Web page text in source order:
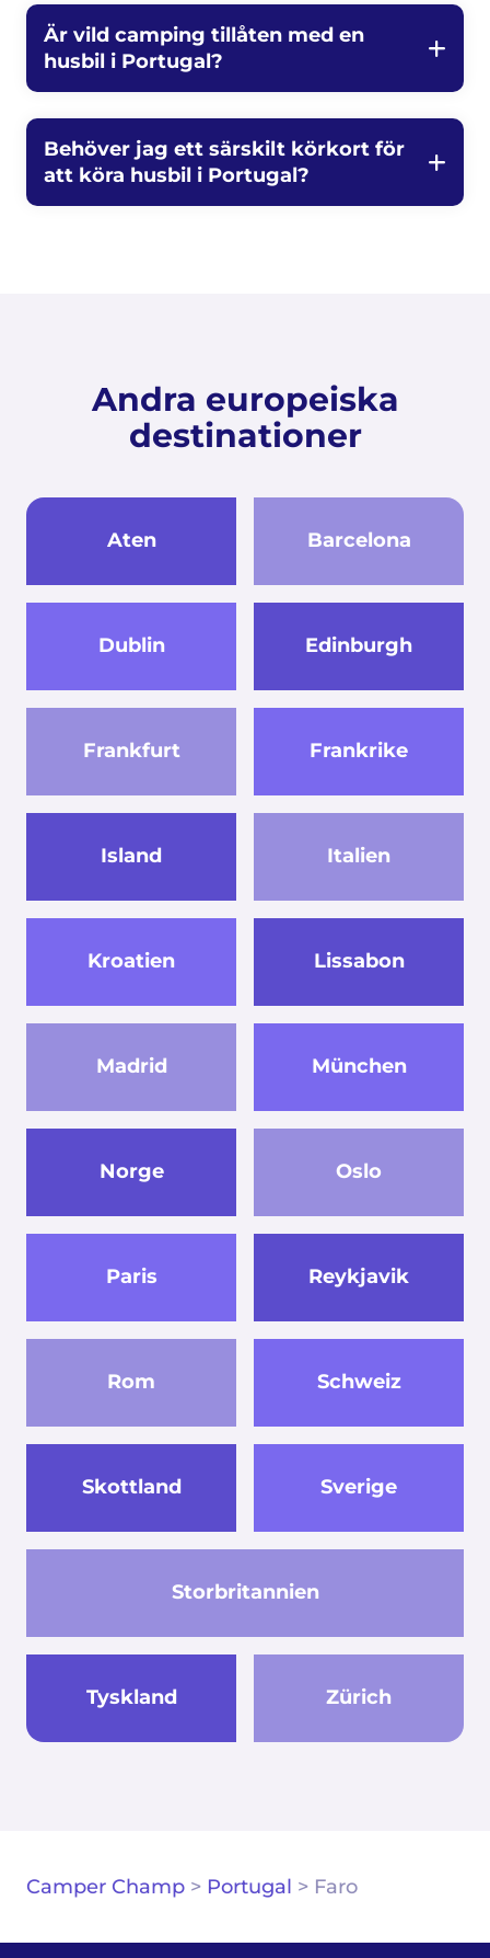
Är vild camping tillåten med en
husbil i Portugal?
Behöver jag ett särskilt körkort för
att köra husbil i Portugal?
Andra europeiska
destinationer
Aten Barcelona
Dublin Edinburgh
Frankfurt Frankrike
Island Italien
Kroatien Lissabon
Madrid München
Norge Oslo
Paris Reykjavik
Rom Schweiz
Skottland
Storbritannien
Sverige
Tyskland Zürich
Camper Champ > Portugal > Faro